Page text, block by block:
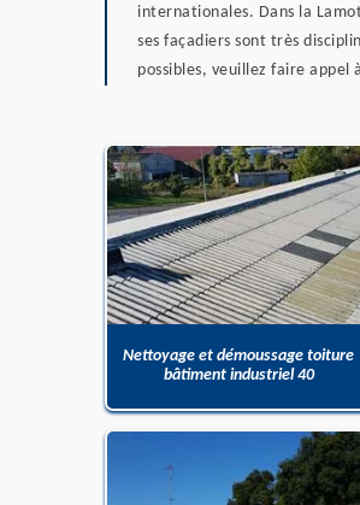
internationales. Dans la
ses façadiers sont très
possibles, veuillez faire
Nettoyage et démoussage toiture
bâtiment industriel 40